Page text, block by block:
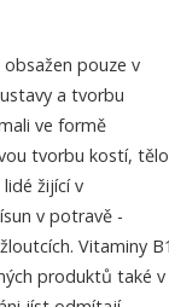
pouze v
a tvorbu
ve formě
tvorbu kostí, tělo
žijící v
v potravě -
Vitaminy B1
produktů také v